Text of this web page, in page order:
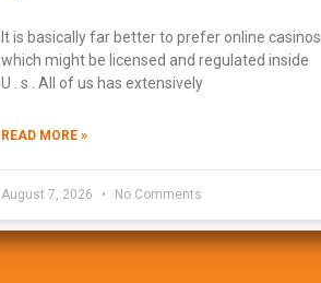
It is basically far better to prefer online casinos
which might be licensed and regulated inside
U . s . All of us has extensively
READ MORE »
August 7, 2026 No Comments